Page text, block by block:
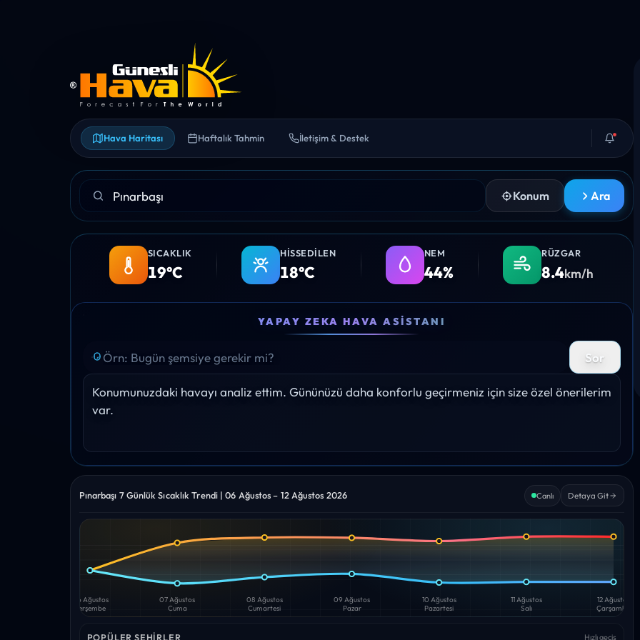
Hava Haritası Haftalık Tahmin İletişim & Destek
Konum Ara
SICAKLIK
19°C
HISSEDILEN
18°C
NEM
44%
RÜZGAR
8.4km/h
YAPAY ZEKA HAVA ASISTANI
Sor
Konumunuzdaki havayı analiz ettim. Gününüzü daha konforlu geçirmeniz için size özel önerilerim
var.
Pınarbaşı 7 Günlük Sıcaklık Trendi | 06 Ağustos – 12 Ağustos 2026 Canlı Detaya Git
Düşük
06 Ağustos
Perşembe
07 Ağustos
Cuma
08 Ağustos
Cumartesi
09 Ağustos
Pazar
10 Ağustos
Pazartesi
11 Ağustos
Salı
12 Ağustos
Çarşamba
POPÜLER ŞEHIRLER Hızlı geçiş
16:00
28°
17:00
Yağış: 0%
18:00 19:00 20:00 21:00 22:00 23:00
21°
Yağış: 0% Yağış: